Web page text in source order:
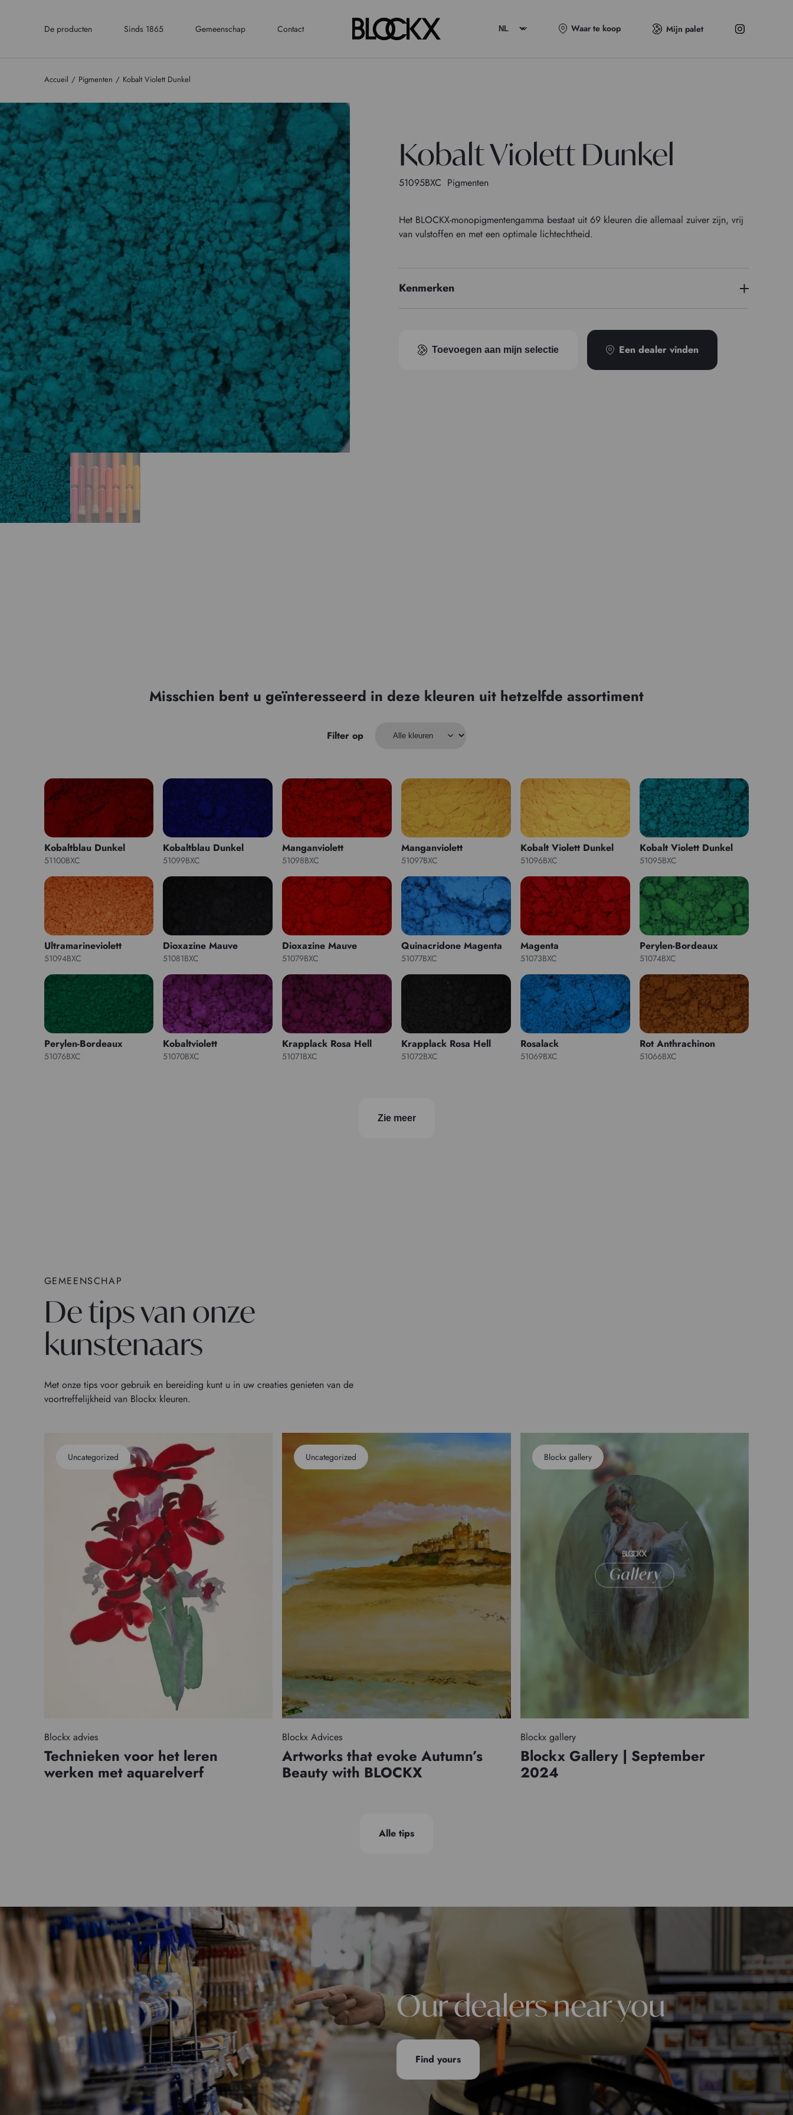
De producten Sinds 1865 Gemeenschap Contact Waar te koop Mijn palet
Accueil Pigmenten Kobalt Violett Dunkel
Kobalt Violett Dunkel
51095BXC Pigmenten
Het BLOCKX-monopigmentengamma bestaat uit 69 kleuren die allemaal zuiver zijn, vrij
van vulstoffen en met een optimale lichtechtheid.
Kenmerken
Toevoegen aan mijn selectie Een dealer vinden
Misschien bent u geïnteresseerd in deze kleuren uit hetzelfde assortiment
Filter op
Kobaltblau Dunkel
51100BXC
Kobaltblau Dunkel
51099BXC
Manganviolett
51098BXC
Manganviolett
51097BXC
Kobalt Violett Dunkel
51096BXC
Kobalt Violett Dunkel
51095BXC
Ultramarineviolett
51094BXC
Dioxazine Mauve
51081BXC
Dioxazine Mauve
51079BXC
Quinacridone Magenta
51077BXC
Magenta
51073BXC
Perylen-Bordeaux
51074BXC
Perylen-Bordeaux
51076BXC
Kobaltviolett
51070BXC
Krapplack Rosa Hell
51071BXC
Krapplack Rosa Hell
51072BXC
Rosalack
51069BXC
Rot Anthrachinon
51066BXC
Zie meer
GEMEENSCHAP
De tips van onze
kunstenaars
Met onze tips voor gebruik en bereiding kunt u in uw creaties genieten van de
voortreffelijkheid van Blockx kleuren.
Uncategorized
Blockx advies
Technieken voor het leren
werken met aquarelverf
Uncategorized
Blockx Advices
Artworks that evoke Autumn’s
Beauty with BLOCKX
Blockx gallery
Blockx gallery
Blockx Gallery | September
2024
Alle tips
Our dealers near you
Find yours